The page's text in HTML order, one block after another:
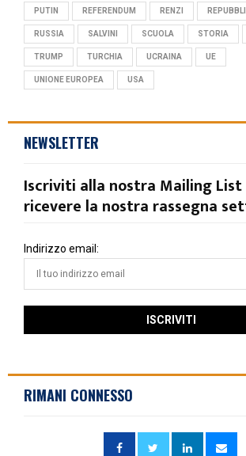
PUTIN REFERENDUM RENZI
RUSSIA SALVINI SCUOLA STORIA
TRUMP TURCHIA UCRAINA UE
UNIONE EUROPEA USA
NEWSLETTER
Iscriviti alla nostra Mailing
ricevere la nostra rassegna
Indirizzo email:
RIMANI CONNESSO